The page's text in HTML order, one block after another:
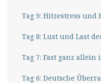
Tag 9: Hitzestress und
Tag 8: Lust und Last
Tag 7: Fast ganz
Tag 6: Deutsche